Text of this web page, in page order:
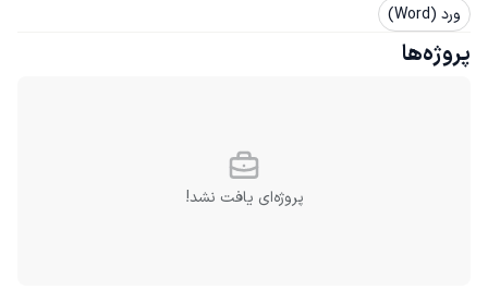
ورد (Word)
پروژه‌ها
پروژه‌ای یافت نشد!